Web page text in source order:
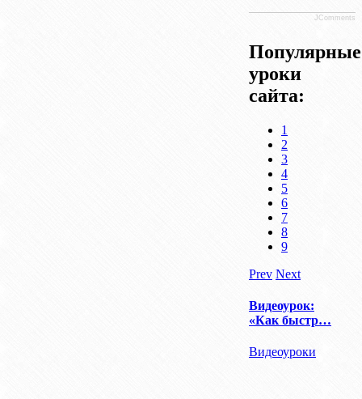
JComments
Популярные
уроки
сайта:
1
2
3
4
5
6
7
8
9
Prev Next
Видеоурок:
«Как быстр…
Видеоуроки